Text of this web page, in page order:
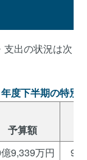
出の状況は次
度下半期の特別
予算額
9,339万円
9